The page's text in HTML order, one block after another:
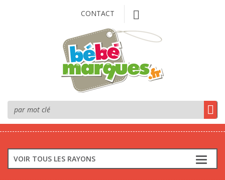
CONTACT
VOIR TOUS LES RAYONS